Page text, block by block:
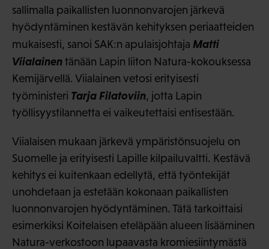
sallimalla paikallisten luonnonvarojen järkevä
hyödyntäminen kestävän kehityksen periaatteiden
mukaisesti, sanoi SAK:n apulaisjohtaja Matti
Viialainentänään Lapin liiton Natura-kokouksessa
Kemijärvellä. Viialainen vetosi erityisesti
työministeri Tarja Filatoviin, jotta Lapin
työllisyystilannetta ei vaikeutettaisi entisestään.
Viialaisen mukaan järkevä ympäristönsuojelu on
Suomelle ja erityisesti Lapille kilpailuvaltti. Kestävä
kehitys ei kuitenkaan edellytä, että työntekijät
unohdetaan ja estetään kokonaan paikallisten
luonnonvarojen hyödyntäminen. Tätä tarkoittaisi
esimerkiksi Koitelaisen eteläpään alueen lisääminen
Natura-verkostoon lupaavasta kromiesiintymästä